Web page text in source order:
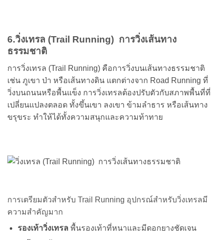
6.วิ่งเทรล (Trail Running) การวิ่งเส้นทาง
ธรรมชาติ
การวิ่งเทรล (Trail Running) คือการวิ่งบนเส้นทางธรรมชาติ
เช่น ภูเขา ป่า หรือเส้นทางดิน แตกต่างจาก Road Running ที่
วิ่งบนถนนหรือพื้นแข็ง การวิ่งเทรลต้องปรับตัวกับสภาพพื้นที่ที่
เปลี่ยนแปลงตลอด ทั้งขึ้นเขา ลงเขา ข้ามลำธาร หรือเส้นทาง
ขรุขระ ทำให้ได้ทั้งความสนุกและความท้าทาย
การเตรียมตัวสำหรับ Trail Running อุปกรณ์สำหรับวิ่งเทรลมี
ความสำคัญมาก
รองเท้าวิ่งเทรล พื้นรองเท้าที่หนาและมีดอกยางชัดเจน